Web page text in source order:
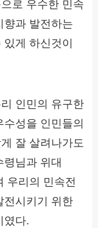
로 우수한 민속
향과 발전하는
게 하신것이
인민의 유구한
성을 인민들의
잘 살려나가도
님과 위대
우리의 민속전
전시키기 위한
였다.